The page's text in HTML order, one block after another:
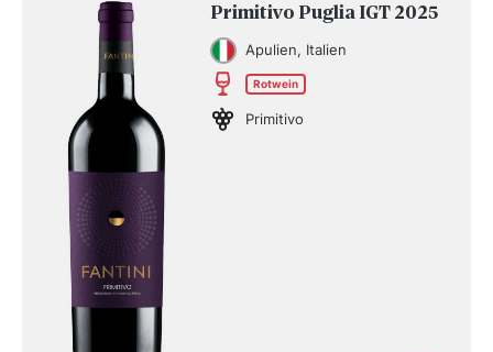
Primitivo Puglia IGT 2025
Apulien, Italien
Rotwein
Primitivo